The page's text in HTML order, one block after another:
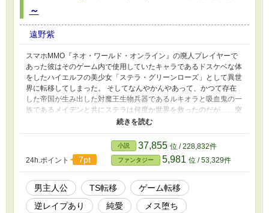
～
遠野紫
スマホMMO『ネオ・ワールド・オンライン』の廃人プレイヤーで
あった彼はそのゲーム内で使用していたキャラであるドスケベな体
をしたハイエルフの美少女「ステラ・グリーンローズ」として異世
界に転移してしまった。 そしてなんやかんやあって、かつて存在
した帝国が生み出した対魔王生物兵器であるルキオラと吸血鬼の一
族であるメイデンと共にステラは何度か世界を救ったのだが……突
如としてその二人に襲われてしまうのだった。 と言うのも、ルキ
オラは彼に恋心を抱いていたのである。しかし世間体や倫理観の関
係上、おっさんである彼は少女である彼女と関係を持つことは出来
ないと考えていた。 そのためルキオラとは仲間以上の関係になら
ないようにある程度の距離を置いていたところ、とうとう我慢なら
なくなった彼女が強硬手段に出たのだ。 更にはメイデンによるチ
ャームの効果もあり、ステラは魅了状態のまま身動きできず、感度
の上がった体をルキオラに好きなようにされてしまう。 一体ステ
ラはどうなってしまうのだろうか。 ※この作品は『MMOやり込み
24h.ポイント 7pt
小説 37,855 位 / 228,832件
ファンタジー 5,981 位 / 53,329件
男主人公 TS転移
ゲーム転移
逆レイプあり
純愛
メス堕ち